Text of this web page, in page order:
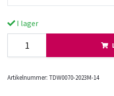
I lager
Artikelnummer: TDW0070-2023M-14